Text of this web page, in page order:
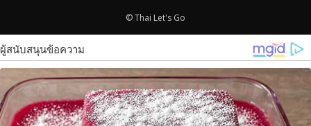
© Thai Let's Go